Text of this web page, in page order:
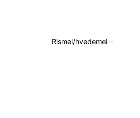
Rismel/hvedemel –